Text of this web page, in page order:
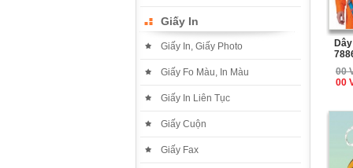
Giấy In
Giấy In, Giấy Photo
Giấy Fo Màu, In Màu
Giấy In Liên Tục
Giấy Cuộn
Giấy Fax
00
00